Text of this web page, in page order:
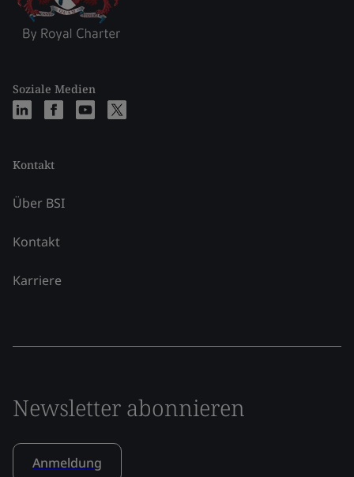
Soziale Medien
Kontakt
Über BSI
Kontakt
Karriere
Newsletter abonnieren
Anmeldung